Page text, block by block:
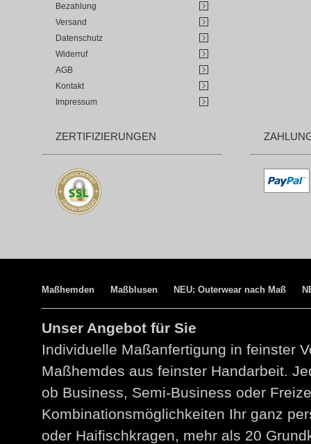
Bezahlung
Versand
Datenschutz
Widerruf
AGB
Kontakt
Impressum
ZERTIFIZIERUNGEN
Maßhemden Maßblusen NEU: Outerwear nach Maß
Unser Angebot für Sie
Individuelle Maßanfertigung in feinster
Maßhemdes aus feinster Handarbeit.
ob Business, Semi-Business oder
Kombinationsmöglichkeiten Ihr ganz
oder Haifischkragen, mehr als 20